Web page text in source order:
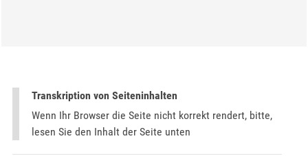
Transkription von Seiteninhalten
Wenn Ihr Browser die Seite nicht korrekt rendert, bitte,
lesen Sie den Inhalt der Seite unten